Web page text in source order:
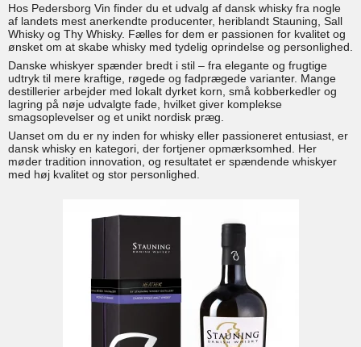
Hos Pedersborg Vin finder du et udvalg af dansk whisky fra nogle
af landets mest anerkendte producenter, heriblandt Stauning, Sall
Whisky og Thy Whisky. Fælles for dem er passionen for kvalitet og
ønsket om at skabe whisky med tydelig oprindelse og personlighed.
Danske whiskyer spænder bredt i stil – fra elegante og frugtige
udtryk til mere kraftige, røgede og fadprægede varianter. Mange
destillerier arbejder med lokalt dyrket korn, små kobberkedler og
lagring på nøje udvalgte fade, hvilket giver komplekse
smagsoplevelser og et unikt nordisk præg.
Uanset om du er ny inden for whisky eller passioneret entusiast, er
dansk whisky en kategori, der fortjener opmærksomhed. Her
møder tradition innovation, og resultatet er spændende whiskyer
med høj kvalitet og stor personlighed.